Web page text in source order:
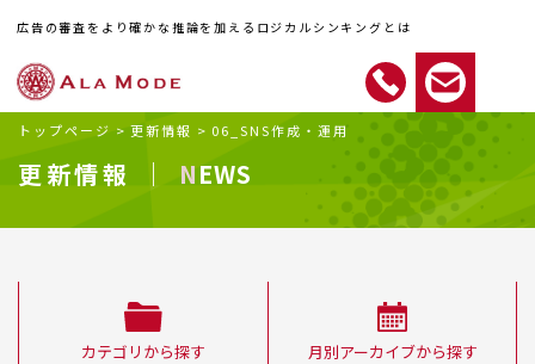
広告の審査をより確かな推論を加えるロジカルシンキングとは
トップページ > 更新情報 > 06_SNS作成・運用
更新情報 ｜ NEWS
カテゴリから探す 月別アーカイブから探す